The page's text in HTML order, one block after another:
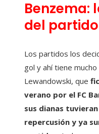
Benzema:
del partido
Los partidos los
gol y ahí tiene
Lewandowski, que
verano por el FC
sus dianas
repercusión y ya